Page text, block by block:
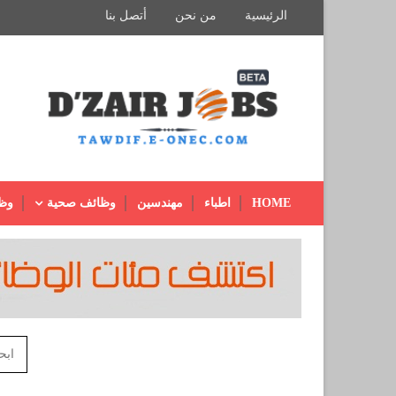
الرئيسية من نحن أتصل بنا
HOME اطباء مهندسين وظائف صحية